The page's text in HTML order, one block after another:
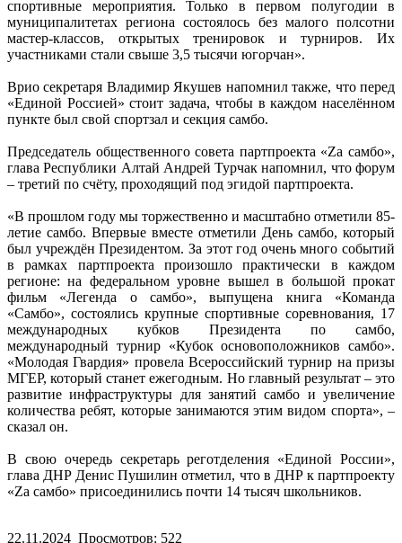
спортивные мероприятия. Только в первом полугодии в
муниципалитетах региона состоялось без малого полсотни
мастер-классов, открытых тренировок и турниров. Их
участниками стали свыше 3,5 тысячи югорчан».
Врио секретаря Владимир Якушев напомнил также, что перед
«Единой Россией» стоит задача, чтобы в каждом населённом
пункте был свой спортзал и секция самбо.
Председатель общественного совета партпроекта «Zа самбо»,
глава Республики Алтай Андрей Турчак напомнил, что форум
– третий по счёту, проходящий под эгидой партпроекта.
«В прошлом году мы торжественно и масштабно отметили 85-
летие самбо. Впервые вместе отметили День самбо, который
был учреждён Президентом. За этот год очень много событий
в рамках партпроекта произошло практически в каждом
регионе: на федеральном уровне вышел в большой прокат
фильм «Легенда о самбо», выпущена книга «Команда
«Самбо», состоялись крупные спортивные соревнования, 17
международных кубков Президента по самбо,
международный турнир «Кубок основоположников самбо».
«Молодая Гвардия» провела Всероссийский турнир на призы
МГЕР, который станет ежегодным. Но главный результат – это
развитие инфраструктуры для занятий самбо и увеличение
количества ребят, которые занимаются этим видом спорта», –
сказал он.
В свою очередь секретарь реготделения «Единой России»,
глава ДНР Денис Пушилин отметил, что в ДНР к партпроекту
«Zа самбо» присоединились почти 14 тысяч школьников.
22.11.2024 Просмотров: 522